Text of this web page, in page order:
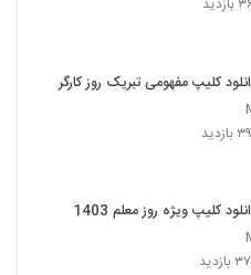
کلیپ مفهومی تبریک روز کارگر
کلیپ ویژه روز معلم 1403